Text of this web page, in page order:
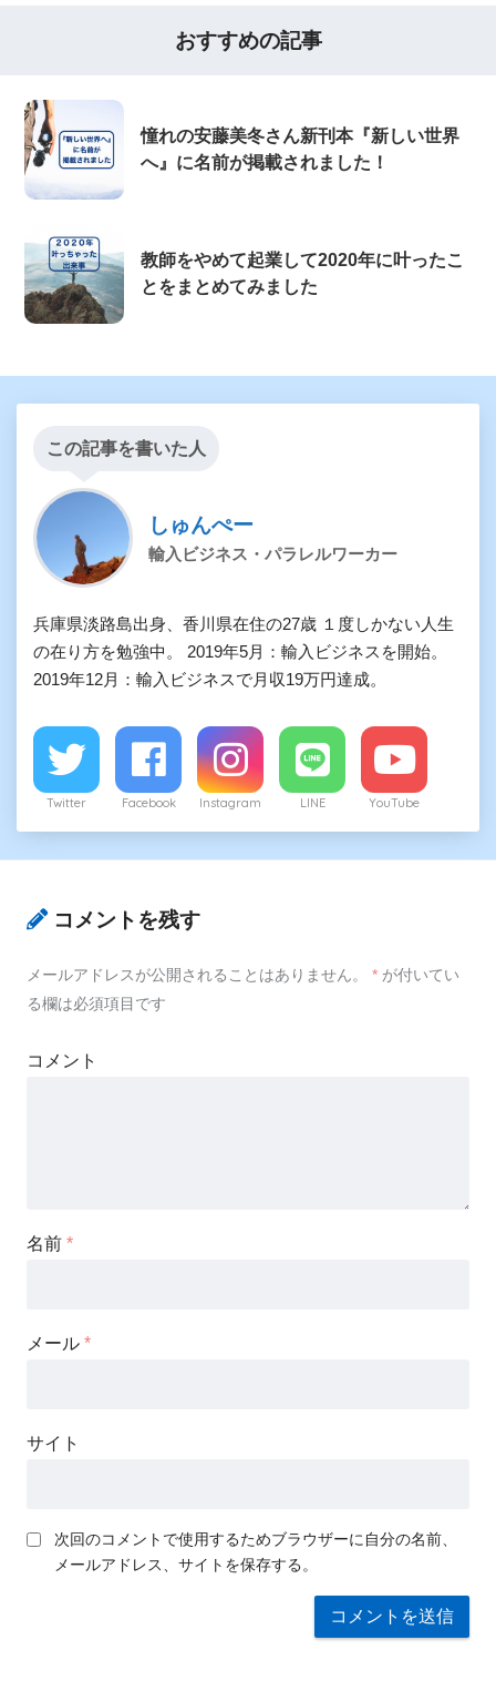
おすすめの記事
憧れの安藤美冬さん新刊本『新しい世界
へ』に名前が掲載されました！
教師をやめて起業して2020年に叶ったこ
とをまとめてみました
この記事を書いた人
しゅんぺー
輸入ビジネス・パラレルワーカー
兵庫県淡路島出身、香川県在住の27歳 １度しかない人生
の在り方を勉強中。 2019年5月：輸入ビジネスを開始。
2019年12月：輸入ビジネスで月収19万円達成。
Twitter Facebook Instagram LINE YouTube
コメントを残す
メールアドレスが公開されることはありません。 * が付いてい
る欄は必須項目です
コメント
名前 *
メール *
サイト
次回のコメントで使用するためブラウザーに自分の名前、
メールアドレス、サイトを保存する。